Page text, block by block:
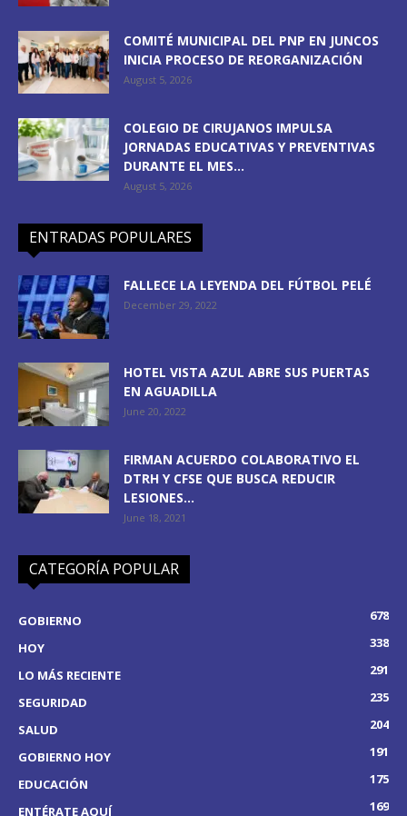
COMITÉ MUNICIPAL DEL PNP EN JUNCOS
INICIA PROCESO DE REORGANIZACIÓN
August 5, 2026
COLEGIO DE CIRUJANOS IMPULSA
JORNADAS EDUCATIVAS Y PREVENTIVAS
DURANTE EL MES...
August 5, 2026
ENTRADAS POPULARES
FALLECE LA LEYENDA DEL FÚTBOL PELÉ
December 29, 2022
HOTEL VISTA AZUL ABRE SUS PUERTAS
EN AGUADILLA
June 20, 2022
FIRMAN ACUERDO COLABORATIVO EL
DTRH Y CFSE QUE BUSCA REDUCIR
LESIONES...
June 18, 2021
CATEGORÍA POPULAR
GOBIERNO
678
HOY
338
LO MÁS RECIENTE
291
SEGURIDAD
235
SALUD
204
GOBIERNO HOY
191
EDUCACIÓN
175
ENTÉRATE AQUÍ
169